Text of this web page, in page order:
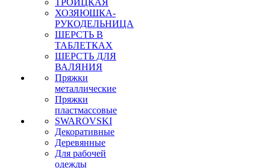
ТРОИЦКАЯ
ХОЗЯЮШКА-
РУКОДЕЛЬНИЦА
ШЕРСТЬ В
ТАБЛЕТКАХ
ШЕРСТЬ ДЛЯ
ВАЛЯНИЯ
Пряжки
металлические
Пряжки
пластмассовые
SWAROVSKI
Декоративные
Деревянные
Для рабочей
одежды